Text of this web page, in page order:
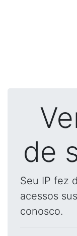
de
Seu IP fez
acessos
conosco.